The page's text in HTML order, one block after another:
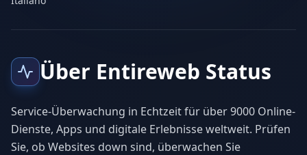
Über Entireweb Status
Service-Überwachung in Echtzeit für über 9000 Online-
Dienste, Apps und digitale Erlebnisse weltweit. Prüfen
Sie, ob Websites down sind, überwachen Sie